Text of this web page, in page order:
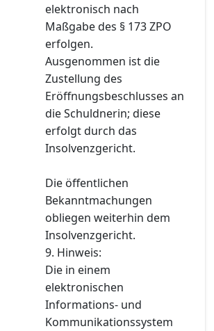
elektronisch nach
Maßgabe des § 173 ZPO
erfolgen.
Ausgenommen ist die
Zustellung des
Eröffnungsbeschlusses an
die Schuldnerin; diese
erfolgt durch das
Insolvenzgericht.
Die öffentlichen
Bekanntmachungen
obliegen weiterhin dem
Insolvenzgericht.
9. Hinweis:
Die in einem
elektronischen
Informations- und
Kommunikationssystem